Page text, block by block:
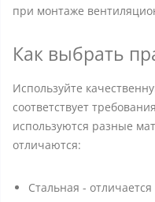
при монтаже
Как выбрать
Используйте
соответствует
используются разные
отличаются:
Cтальная -